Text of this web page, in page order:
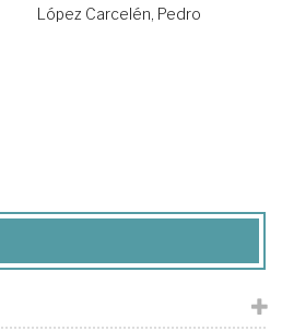
López Carcelén, Pedro